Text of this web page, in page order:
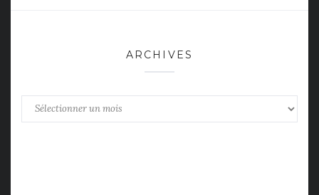
ARCHIVES
Archives